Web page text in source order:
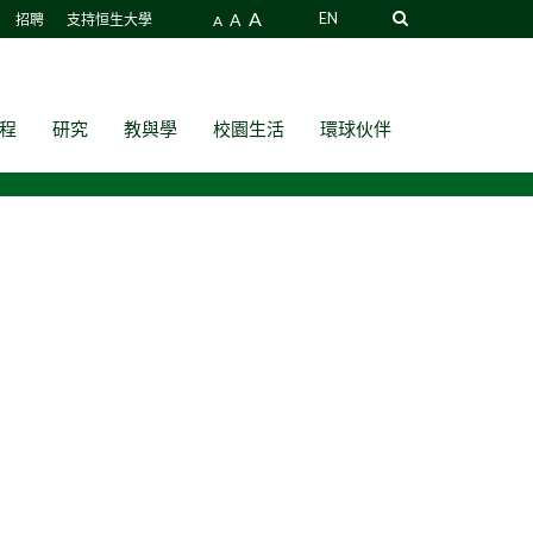
招聘 支持恒生大學 A A A EN
研究 教與學 校園生活 環球伙伴